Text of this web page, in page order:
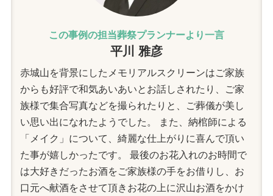
この事例の担当葬祭プランナーより一言
平川 雅彦
赤城山を背景にしたメモリアルスクリーンはご家族
からも好評で和気あいあいとお話しされたり、ご家
族様で集合写真などを撮られたりと、ご葬儀が美し
い思い出になれたようでした。 また、納棺師による
「メイク」について、綺麗な仕上がりに喜んで頂い
た事が嬉しかったです。 最後のお花入れのお時間で
は大好きだったお酒をご家族様の手をお借りし、お
口元へ献酒をさせて頂きお花の上に沢山お酒をかけ